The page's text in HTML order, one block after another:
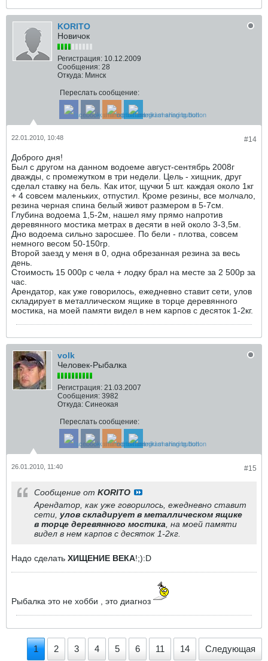
KORITO
Новичок
Регистрация: 10.12.2009
Сообщения: 28
Откуда: Минск
Переслать сообщение:
#14
22.01.2010, 10:48
Доброго дня!
Был с другом на данном водоеме август-сентябрь 2008г
дважды, с промежутком в три недели. Цель - хищник, друг
сделал ставку на бель. Как итог, щучки 5 шт. каждая около 1кг
+ 4 совсем маленьких, отпустил. Кроме резины, все молчало,
резина черная спина белый живот размером в 5-7см.
Глубина водоема 1,5-2м, нашел яму прямо напротив
деревянного мостика метрах в десяти в ней около 3-3,5м.
Дно водоема сильно заросшее. По бели - плотва, совсем
немного весом 50-150гр.
Второй заезд у меня в 0, одна обрезанная резина за весь
день.
Стоимость 15 000р с чела + лодку брал на месте за 2 500р за
час.
Арендатор, как уже говорилось, ежедневно ставит сети, улов
складирует в металлическом ящике в торце деревянного
мостика, на моей памяти видел в нем карпов с десяток 1-2кг.
volk
Человек-Рыбалка
Регистрация: 21.03.2007
Сообщения: 3982
Откуда: Синеокая
Переслать сообщение:
#15
26.01.2010, 11:40
Сообщение от KORITO
Арендатор, как уже говорилось, ежедневно ставит
сети, улов складирует в металлическом ящике
в торце деревянного мостика, на моей памяти
видел в нем карпов с десяток 1-2кг.
Надо сделать ХИЩЕНИЕ ВЕКА!;):D
Рыбалка это не хобби , это диагноз
1 2 3 4 5 6 11 14 Следующая